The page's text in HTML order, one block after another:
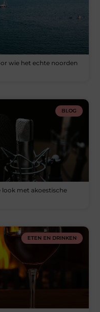
wie het echte noorden
BLOG
look met akoestische
ETEN EN DRINKEN